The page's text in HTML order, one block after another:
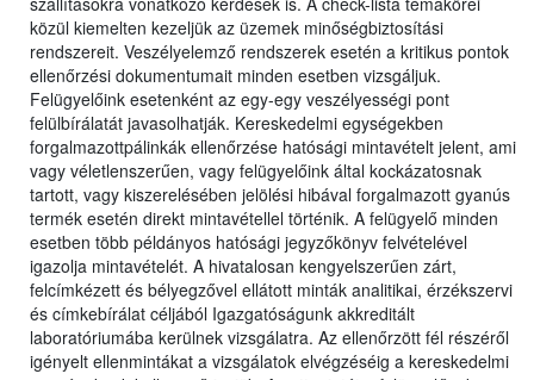
közül kiemelten kezeljük az üzemek minőségbiztosítási
rendszereit. Veszélyelemző rendszerek esetén a kritikus pontok
ellenőrzési dokumentumait minden esetben vizsgáljuk.
Felügyelőink esetenként az egy-egy veszélyességi pont
felülbírálatát javasolhatják. Kereskedelmi egységekben
forgalmazottpálinkák ellenőrzése hatósági mintavételt jelent, ami
vagy véletlenszerűen, vagy felügyelőink által kockázatosnak
tartott, vagy kiszerelésében jelölési hibával forgalmazott gyanús
termék esetén direkt mintavétellel történik. A felügyelő minden
esetben több példányos hatósági jegyzőkönyv felvételével
igazolja mintavételét. A hivatalosan kengyelszerűen zárt,
felcímkézett és bélyegzővel ellátott minták analitikai, érzékszervi
és címkebírálat céljából Igazgatóságunk akkreditált
laboratóriumába kerülnek vizsgálatra. Az ellenőrzött fél részéről
igényelt ellenmintákat a vizsgálatok elvégzéséig a kereskedelmi